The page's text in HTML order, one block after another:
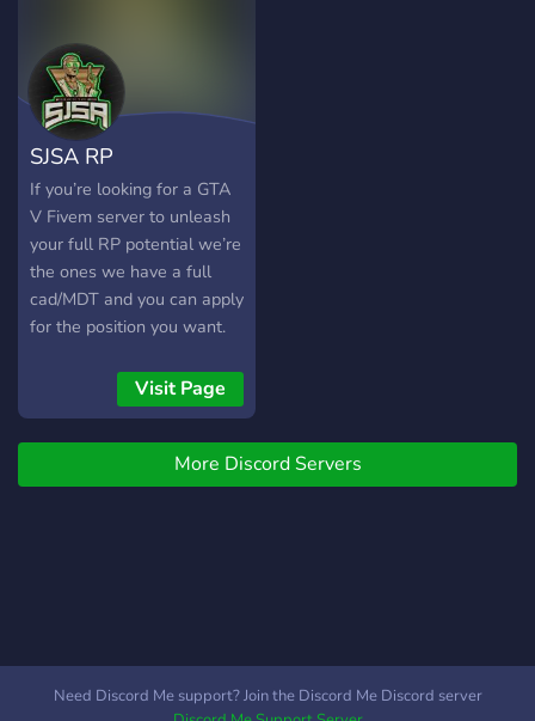
SJSA RP
If you’re looking for a GTA
V Fivem server to unleash
your full RP potential we’re
the ones we have a full
cad/MDT and you can apply
for the position you want.
whitelisted so there is no
hacking. We have custom
cars and in game chat
commands, our server is a
nice community with kind
EMS,Fire,LEO,Civs and due
to the low amount of
Visit Page
More Discord Servers
Need Discord Me support? Join the Discord Me Discord server